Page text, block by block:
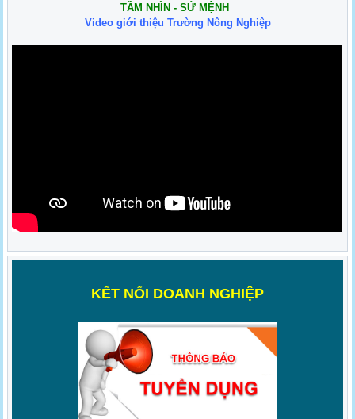
TẦM NHÌN - SỨ MỆNH
Video giới thiệu Trường Nông Nghiệp
KẾT NỐI DOANH NGHIỆP